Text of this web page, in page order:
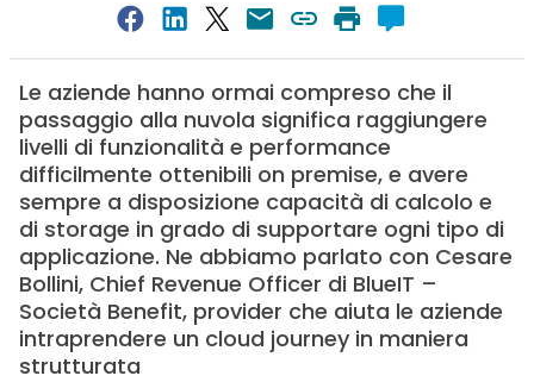
Le aziende hanno ormai compreso che il
passaggio alla nuvola significa raggiungere
livelli di funzionalità e performance
difficilmente ottenibili on premise, e avere
sempre a disposizione capacità di calcolo e
di storage in grado di supportare ogni tipo di
applicazione. Ne abbiamo parlato con Cesare
Bollini, Chief Revenue Officer di BlueIT –
Società Benefit, provider che aiuta le aziende
intraprendere un cloud journey in maniera
strutturata